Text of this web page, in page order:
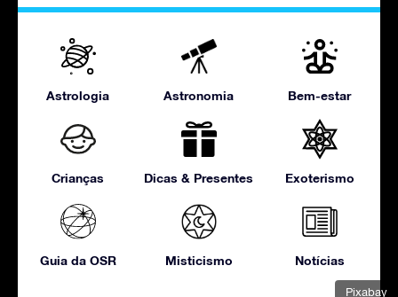
Pixabay
Astrologia Astronomia Bem-estar
Crianças Dicas & Presentes Exoterismo
Guia da OSR Misticismo Notícias